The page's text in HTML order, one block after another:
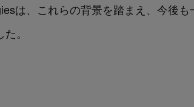
は、これらの背景を踏まえ、今後
。